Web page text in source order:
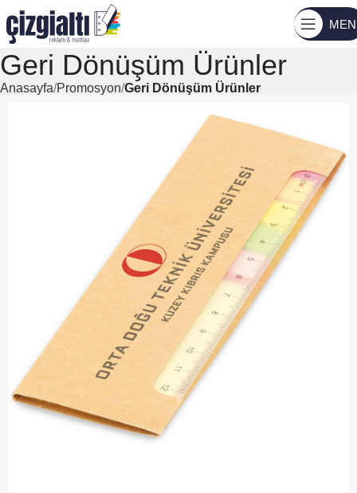
Geri Dönüşüm Ürünler
Anasayfa Promosyon Geri Dönüşüm Ürünler